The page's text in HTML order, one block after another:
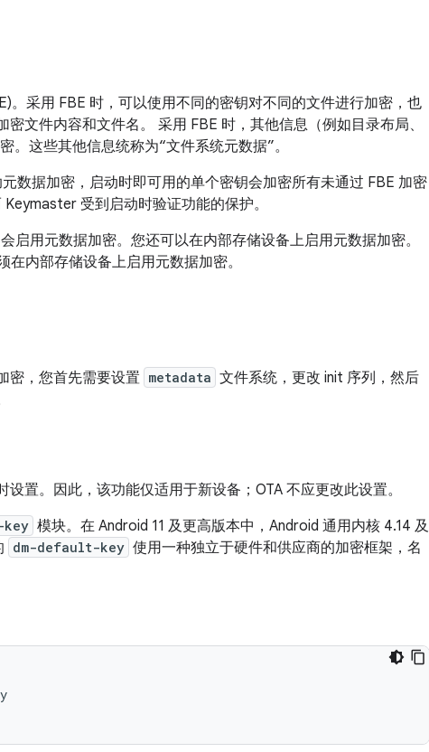
。采用 FBE 时，可以使用不同的密钥对不同的文件进行加密，也
文件内容和文件名。 采用 FBE 时，其他信息（例如目录布局、
这些其他信息统称为“文件系统元数据”。
数据加密，启动时即可用的单个密钥会加密所有未通过 FBE 加密
受到启动时验证功能的保护。
启用元数据加密。您还可以在内部存储设备上启用元数据加密。
内部存储设备上启用元数据加密。
密，您首先需要设置 metadata 文件系统，更改 init 序列，然后
置。因此，该功能仅适用于新设备；OTA 不应更改此设置。
模块。在 Android 11 及更高版本中，Android 通用内核 4.14 及
dm-default-key 使用一种独立于硬件和供应商的加密框架，名